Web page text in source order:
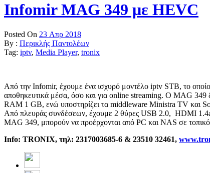
Infomir MAG 349 με HEVC
Posted On 23 Απρ 2018
By : Περικλής Παντολέων
Tag: iptv, Media Player, tronix
Από την Infomir, έχουμε ένα ισχυρό μοντέλο iptv STB, το
αποθηκευτικά μέσα, όσο και για online streaming. Ο MAG
RAM 1 GB, ενώ υποστηρίζει τα middleware Ministra TV και
Από πλευράς συνδέσεων, έχουμε 2 θύρες USB 2.0, HDMI
MAG 349, μπορούν να προέρχονται από PC και NAS σε
Info: TRONIX, τηλ: 2317003685-6 & 23510 32461,